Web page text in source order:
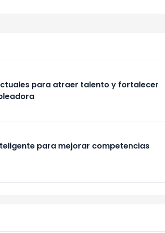
para atraer talento y fortalecer
para mejorar competencias